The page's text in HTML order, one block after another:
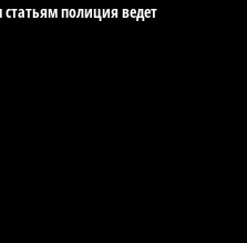
и новых
нового
суда
полиция ведет